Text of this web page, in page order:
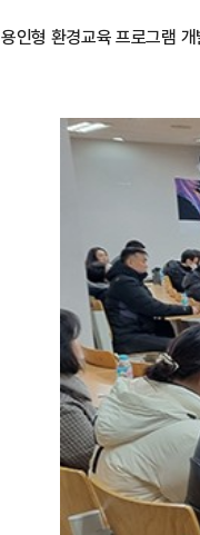
용인형 환경교육 프로그램